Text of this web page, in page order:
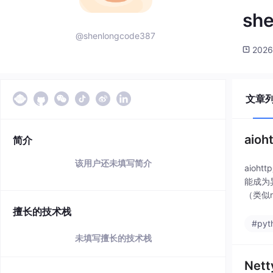
@shenlongcode387
简介
该用户还未填写简介
擅长的技术栈
未填写擅长的技术栈
文章
aiohttp
能成为
（类